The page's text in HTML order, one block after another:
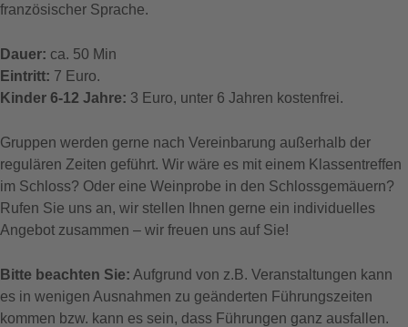
französischer Sprache.
Dauer: ca. 50 Min
Eintritt: 7 Euro.
Kinder 6-12 Jahre: 3 Euro, unter 6 Jahren kostenfrei.
Gruppen werden gerne nach Vereinbarung außerhalb der
regulären Zeiten geführt. Wir wäre es mit einem Klassentreffen
im Schloss? Oder eine Weinprobe in den Schlossgemäuern?
Rufen Sie uns an, wir stellen Ihnen gerne ein individuelles
Angebot zusammen – wir freuen uns auf Sie!
Bitte beachten Sie: Aufgrund von z.B. Veranstaltungen kann
es in wenigen Ausnahmen zu geänderten Führungszeiten
kommen bzw. kann es sein, dass Führungen ganz ausfallen.